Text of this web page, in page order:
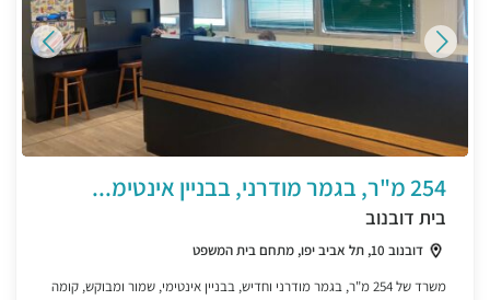
254 מ"ר, בגמר מודרני, בבניין אינטימ...
בית דובנוב
דובנוב 10, תל אביב יפו, מתחם בית המשפט
משרד של 254 מ"ר, בגמר מודרני וחדיש, בבניין אינטימי, שמור ומבוקש, קומה